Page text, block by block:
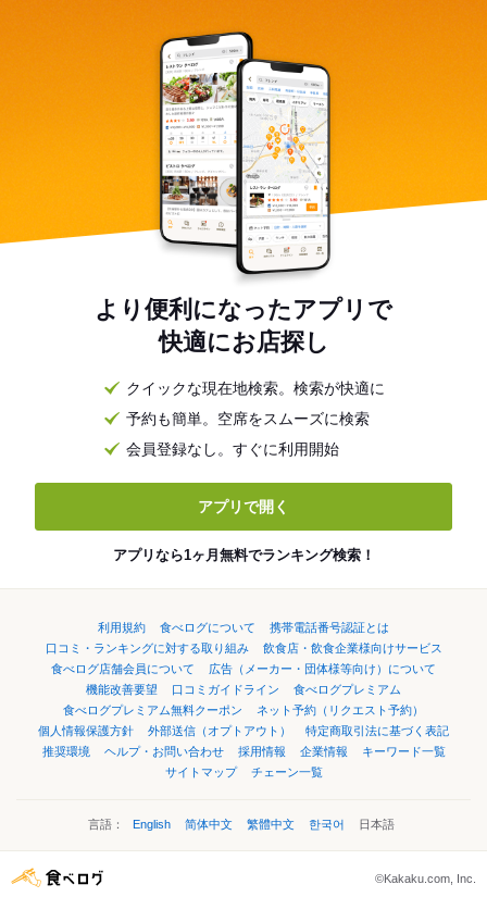
より便利になったアプリで
快適にお店探し
クイックな現在地検索。検索が快適に
予約も簡単。空席をスムーズに検索
会員登録なし。すぐに利用開始
アプリで開く
アプリなら1ヶ月無料でランキング検索！
利用規約 食べログについて
携帯電話番号認証とは
口コミ・ランキングに対する取り組み
飲食店・飲食企業様向けサービス
食べログ店舗会員について
広告（メーカー・団体様等向け）について
機能改善要望
口コミガイドライン
食べログプレミアム
食べログプレミアム無料クーポン
ネット予約（リクエスト予約）
個人情報保護方針
外部送信（オプトアウト）
特定商取引法に基づく表記
推奨環境
ヘルプ・お問い合わせ 採用情報 企業情報
キーワード一覧
サイトマップ
チェーン一覧
言語： English 简体中文 繁體中文 한국어 日本語
©Kakaku.com, Inc.